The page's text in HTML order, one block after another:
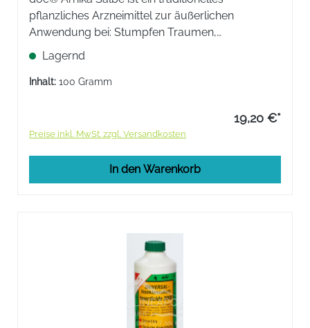
pflanzliches Arzneimittel zur äußerlichen
Anwendung bei: Stumpfen Traumen,
Verstauchungen, Quetschungen, Prellungen und
Verrenkungen sowie bei schmerzhaften Muskel-
und Gelenkbeschwerden.
Lagernd
Inhalt: 100 Gramm
19,20 €*
Preise inkl. MwSt. zzgl. Versandkosten
In den Warenkorb